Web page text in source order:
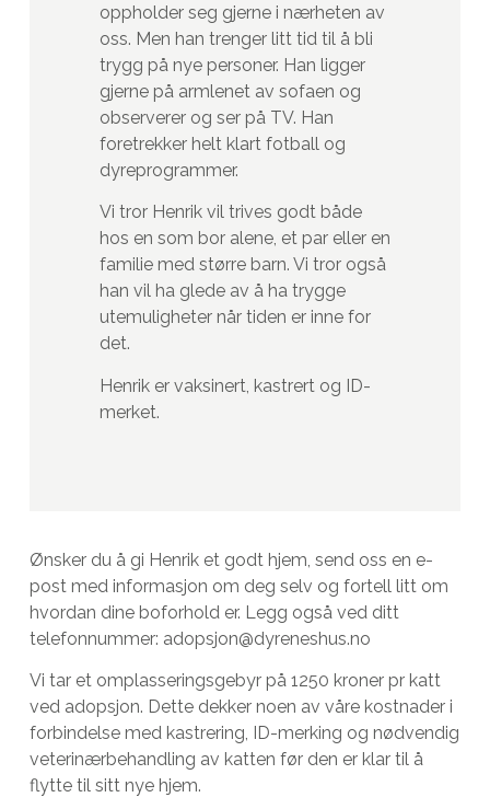
oppholder seg gjerne i nærheten av
oss. Men han trenger litt tid til å bli
trygg på nye personer. Han ligger
gjerne på armlenet av sofaen og
observerer og ser på TV. Han
foretrekker helt klart fotball og
dyreprogrammer.
Vi tror Henrik vil trives godt både
hos en som bor alene, et par eller en
familie med større barn. Vi tror også
han vil ha glede av å ha trygge
utemuligheter når tiden er inne for
det.
Henrik er vaksinert, kastrert og ID-
merket.
Ønsker du å gi Henrik et godt hjem, send oss en e-
post med informasjon om deg selv og fortell litt om
hvordan dine boforhold er. Legg også ved ditt
telefonnummer: adopsjon@dyreneshus.no
Vi tar et omplasseringsgebyr på 1250 kroner pr katt
ved adopsjon. Dette dekker noen av våre kostnader i
forbindelse med kastrering, ID-merking og nødvendig
veterinærbehandling av katten før den er klar til å
flytte til sitt nye hjem.